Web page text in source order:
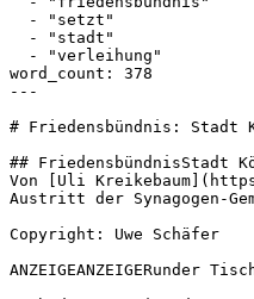
word_count: 378
---
# Friedensbündnis: Stadt
## FriedensbündnisStadt
Von [Uli
Austritt der Synagogen-
Copyright: Uwe Schäfer